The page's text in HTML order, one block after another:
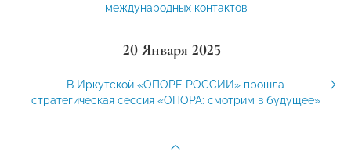
международных контактов
20 Января 2025
В Иркутской «ОПОРЕ РОССИИ» прошла
стратегическая сессия «ОПОРА: смотрим в будущее»